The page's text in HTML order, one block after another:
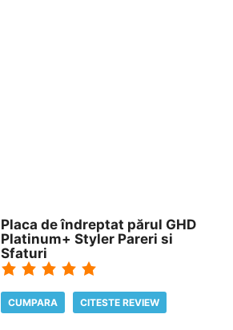
Placa de îndreptat părul GHD
Platinum+ Styler Pareri si
Sfaturi
CUMPARA CITESTE REVIEW